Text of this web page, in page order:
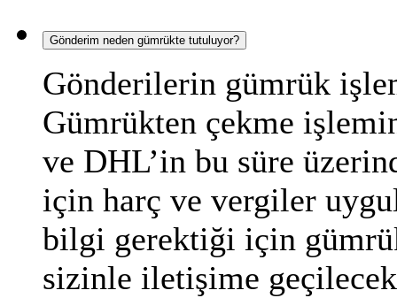
Gönderim neden gümrükte tutuluyor?
Gönderilerin gümrük
Gümrükten çekme
ve DHL’in bu süre
için harç ve vergiler
bilgi gerektiği için
sizinle iletişime